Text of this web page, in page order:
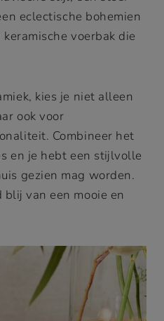
eclectische bohemien
voerbak die
kies je niet alleen
ook voor
Combineer het
en je hebt een stijlvolle
gezien mag worden.
van een mooie en